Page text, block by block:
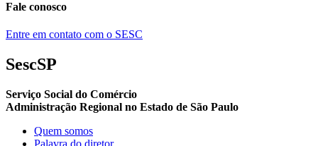
Fale conosco
Entre em contato com o SESC
SescSP
Serviço Social do Comércio
Administração Regional no Estado de São Paulo
Quem somos